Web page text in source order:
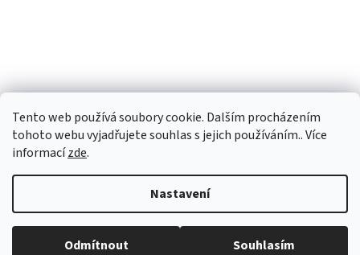
Tento web používá soubory cookie. Dalším procházením
tohoto webu vyjadřujete souhlas s jejich používáním.. Více
informacízde.
Nastavení
Odmítnout Souhlasím
Copyright 2026PEGASPLUS. Všechna práva vyhrazena.Upravit